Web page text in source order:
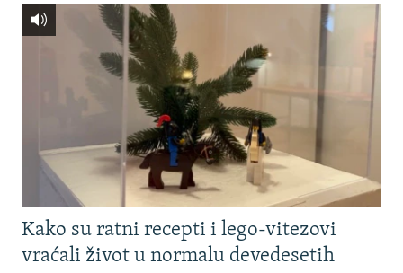
Kako su ratni recepti i lego-vitezovi
vraćali život u normalu devedesetih